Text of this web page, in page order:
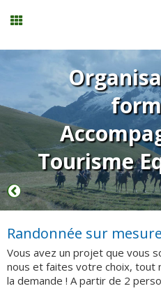
Calendrier
Planning
Menu
Centre de formation au ATE /
Mon compte
0 Panier
Tourisme
Randonnée sur mesure
Vous avez un projet que vous
nous et faites votre choix, tout
la demande ! A partir de 2